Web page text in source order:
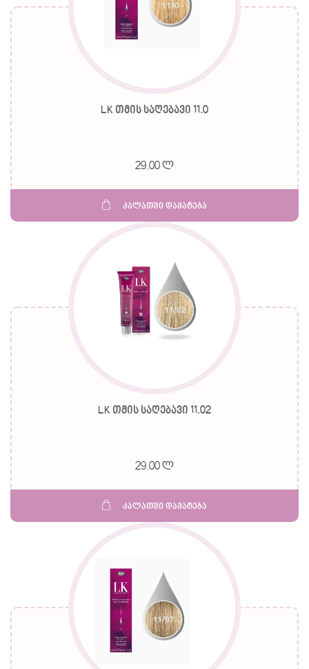
LK თმის საღებავი 11.0
29.00 ლ
კალათში დამატება
LK თმის საღებავი 11.02
29.00 ლ
კალათში დამატება